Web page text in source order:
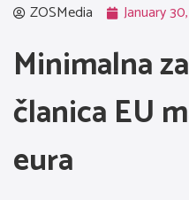
ZOSMedia January
Minimalna
članica EU
eura